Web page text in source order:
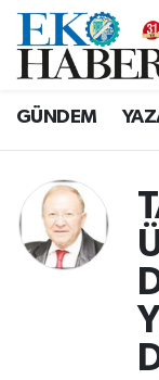
GÜNDEM
Hava
Süper Lig
Tüm
Son
Haber